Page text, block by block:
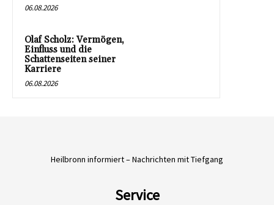
06.08.2026
Olaf Scholz: Vermögen,
Einfluss und die
Schattenseiten seiner
Karriere
06.08.2026
Heilbronn informiert – Nachrichten mit Tiefgang
Service